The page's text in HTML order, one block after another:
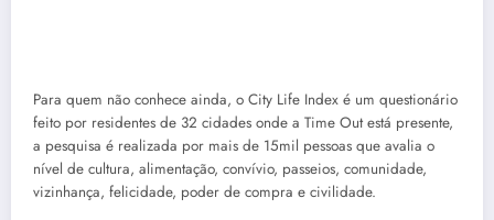
Para quem não conhece ainda, o City Life Index é um questionário
feito por residentes de 32 cidades onde a Time Out está presente,
a pesquisa é realizada por mais de 15mil pessoas que avalia o
nível de cultura, alimentação, convívio, passeios, comunidade,
vizinhança, felicidade, poder de compra e civilidade.